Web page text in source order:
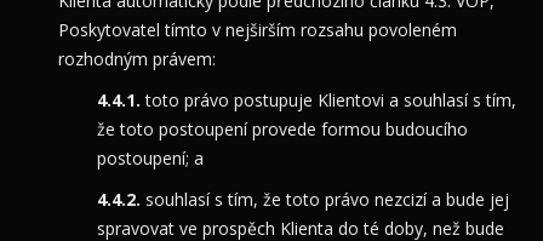
Poskytovatel tímto v nejširším rozsahu povoleném
rozhodným právem:
toto právo postupuje Klientovi a souhlasí s tím,
že toto postoupení provede formou budoucího
postoupení; a
souhlasí s tím, že toto právo nezcizí a bude jej
spravovat ve prospěch Klienta do té doby, než bude